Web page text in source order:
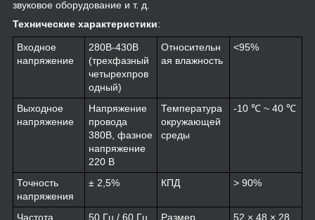
звуковое оборудование и т. д.
Технические характеристики:
Входное
напряжение
280В-430В
(трехфазный
четырехпров
одный)
Относительн
ая влажность
<95%
Выходное
напряжение
Напряжение
провода
380В, фазное
напряжение
220 В
Температура
окружающей
среды
-10 ℃ ~ 40 ℃
Точность
напряжения
± 2,5% КПД > 90%
Частота 50 Гц / 60 Гц
Размер
52 × 48 × 28